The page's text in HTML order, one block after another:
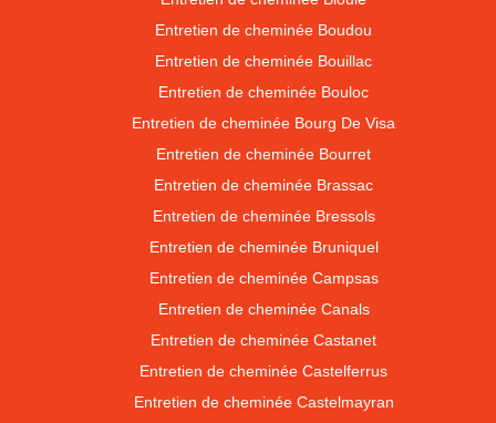
Entretien de cheminée Boudou
Entretien de cheminée Bouillac
Entretien de cheminée Bouloc
Entretien de cheminée Bourg De Visa
Entretien de cheminée Bourret
Entretien de cheminée Brassac
Entretien de cheminée Bressols
Entretien de cheminée Bruniquel
Entretien de cheminée Campsas
Entretien de cheminée Canals
Entretien de cheminée Castanet
Entretien de cheminée Castelferrus
Entretien de cheminée Castelmayran